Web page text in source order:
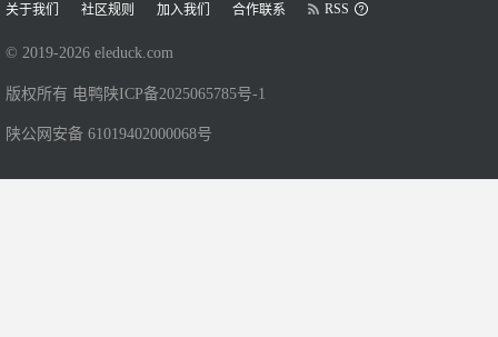
关于我们 社区规则 加入我们 合作联系 RSS
© 2019-2026 eleduck.com
版权所有 电鸭 陕ICP备2025065785号-1
陕公网安备 61019402000068号